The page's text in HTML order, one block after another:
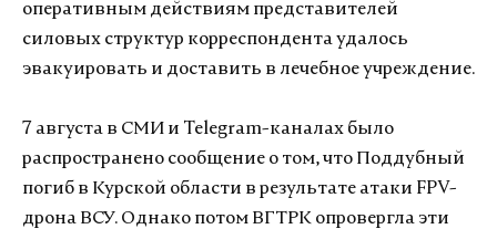
оперативным действиям представителей
силовых структур корреспондента удалось
эвакуировать и доставить в лечебное учреждение.
7 августа в СМИ и Telegram-каналах было
распространено сообщение о том, что Поддубный
погиб в Курской области в результате атаки FPV-
дрона ВСУ. Однако потом ВГТРК опровергла эти